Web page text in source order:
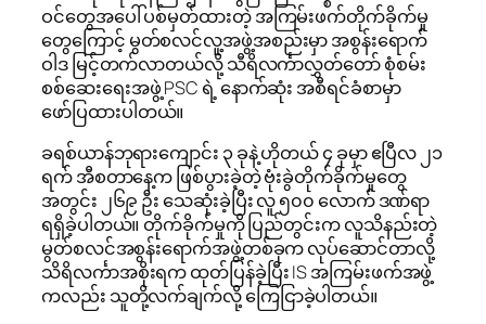
ဝင်တွေအပေါ် ပစ်မှတ်ထားတဲ့ အကြမ်းဖက်တိုက်ခိုက်မှု
တွေကြောင့် မွတ်စလင်လူ့အဖွဲ့အစည်းမှာ အစွန်းရောက်
ဝါဒ မြင့်တက်လာတယ်လို့ သီရိလင်္ကာလွှတ်တော် စုံစမ်း
စစ်ဆေးရေးအဖွဲ့ PSC ရဲ့ နောက်ဆုံး အစီရင်ခံစာမှာ
ဖော်ပြထားပါတယ်။
ခရစ်ယာန်ဘုရားကျောင်း ၃ ခုနဲ့ ဟိုတယ် ၄ ခုမှာ ဧပြီလ ၂၁
ရက် အီစတာနေ့က ဖြစ်ပွားခဲ့တဲ့ ဗုံးခွဲတိုက်ခိုက်မှုတွေ
အတွင်း ၂၆၉ ဦး သေဆုံးခဲ့ပြီး လူ ၅၀၀ လောက် ဒဏ်ရာ
ရရှိခဲ့ပါတယ်။ တိုက်ခိုက်မှုကို ပြည်တွင်းက လူသိနည်းတဲ့
မွတ်စလင်အစွန်းရောက်အဖွဲ့တစ်ခုက လုပ်ဆောင်တာလို့
သိရိလင်္ကာအစိုးရက ထုတ်ပြန်ခဲ့ပြီး IS အကြမ်းဖက်အဖွဲ့
ကလည်း သူတို့လက်ချက်လို့ ကြေငြာခဲ့ပါတယ်။